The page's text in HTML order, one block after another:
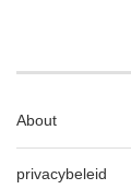
About
privacybeleid